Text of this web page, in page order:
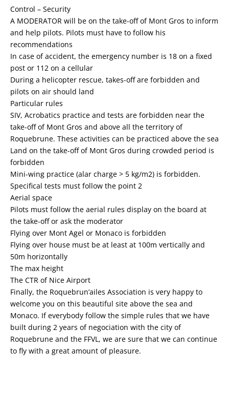
Control – Security
A MODERATOR will be on the take-off of Mont Gros to inform
and help pilots. Pilots must have to follow his
recommendations
In case of accident, the emergency number is 18 on a fixed
post or 112 on a cellular
During a helicopter rescue, takes-off are forbidden and
pilots on air should land
Particular rules
SIV, Acrobatics practice and tests are forbidden near the
take-off of Mont Gros and above all the territory of
Roquebrune. These activities can be practiced above the sea
Land on the take-off of Mont Gros during crowded period is
forbidden
Mini-wing practice (alar charge > 5 kg/m2) is forbidden.
Specifical tests must follow the point 2
Aerial space
Pilots must follow the aerial rules display on the board at
the take-off or ask the moderator
Flying over Mont Agel or Monaco is forbidden
Flying over house must be at least at 100m vertically and
50m horizontally
The max height
The CTR of Nice Airport
Finally, the Roquebrun’ailes Association is very happy to
welcome you on this beautiful site above the sea and
Monaco. If everybody follow the simple rules that we have
built during 2 years of negociation with the city of
Roquebrune and the FFVL, we are sure that we can continue
to fly with a great amount of pleasure.